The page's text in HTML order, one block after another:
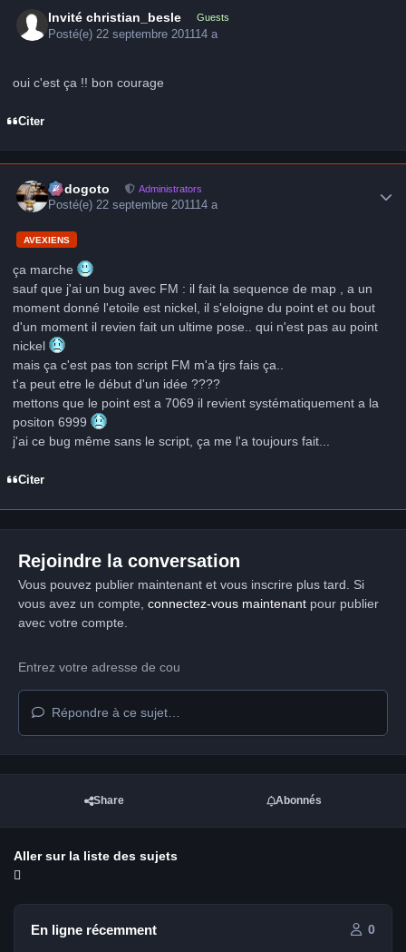
Invité christian_besle Guests
Posté(e) 22 septembre 2011 14 a
oui c'est ça !! bon courage
Citer
frédogoto Administrators
Posté(e)22 septembre 201114 a
AVEXIENS
ça marche
sauf que j'ai un bug avec FM : il fait la sequence de map , a un
moment donné l'etoile est nickel, il s'eloigne du point et ou bout
d'un moment il revien fait un ultime pose.. qui n'est pas au point
nickel
mais ça c'est pas ton script FM m'a tjrs fais ça..
t'a peut etre le début d'un idée ????
mettons que le point est a 7069 il revient systématiquement a la
positon 6999
j'ai ce bug même sans le script, ça me l'a toujours fait...
Citer
Rejoindre la conversation
Vous pouvez publier maintenant et vous inscrire plus tard. Si
vous avez un compte, connectez-vous maintenantpour publier
avec votre compte.
Répondre à ce sujet…
Share Abonnés
Aller sur la liste des sujets
En ligne récemment 0